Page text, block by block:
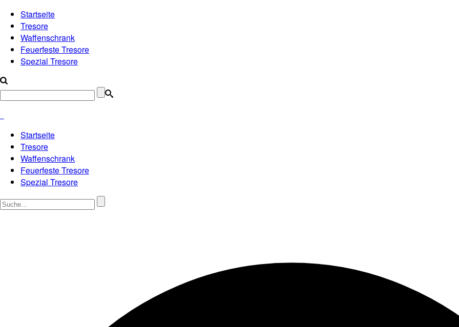
Startseite
Tresore
Waffenschrank
Feuerfeste Tresore
Spezial Tresore
Startseite
Tresore
Waffenschrank
Feuerfeste Tresore
Spezial Tresore